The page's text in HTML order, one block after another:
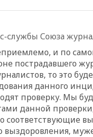
службы Союза
и по
пострадавшего
то это
данного
проверку. Мы
данной
соответствующие
выздоровления,